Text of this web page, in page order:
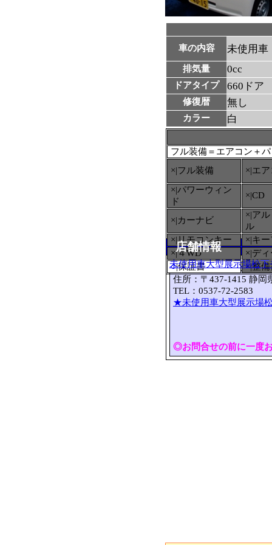
車の内容 未使用車
排気量 0cc
ドアタイプ 660ドア
修復暦 無し
カラー 白
フル装備＝エアコン＋
×|フル装備
×|エ
×|パワーウィン
ド
×|CD
×|カーナビ
×|ア
ル
×|リモコンキー
×|キ
×|４WD
×|デ
○|保証書 ×|整
店舗情報
未使用車大型展示場松
住所：〒437-1415 静岡
TEL：0537-72-2583
★未使用車大型展示場
◎お問合せの前に一度